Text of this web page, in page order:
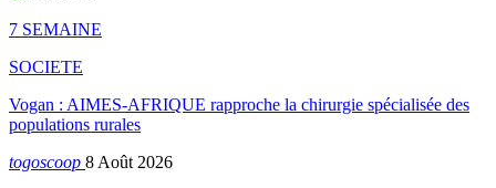
7 SEMAINE
SOCIETE
Vogan : AIMES-AFRIQUE rapproche la chirurgie spécialisée des
populations rurales
togoscoop 8 Août 2026